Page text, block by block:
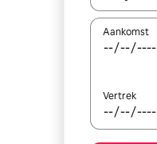
Aankomst
Vertrek